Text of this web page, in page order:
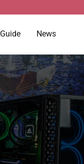
Guide News